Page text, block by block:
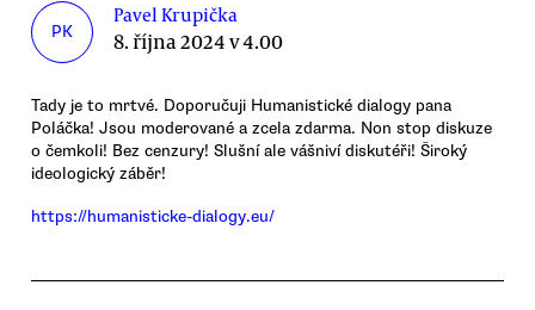
PK
Pavel Krupička
8. října 2024 v 4.00
Tady je to mrtvé. Doporučuji Humanistické dialogy pana
Poláčka! Jsou moderované a zcela zdarma. Non stop diskuze
o čemkoli! Bez cenzury! Slušní ale vášniví diskutéři! Široký
ideologický záběr!
https://humanisticke-dialogy.eu/